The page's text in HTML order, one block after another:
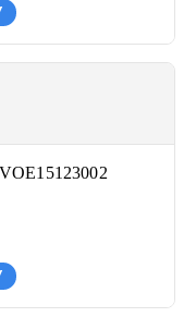
VOE15123002